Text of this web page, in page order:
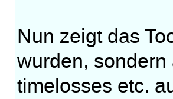
Nun zeigt das
wurden,
timelosses etc.